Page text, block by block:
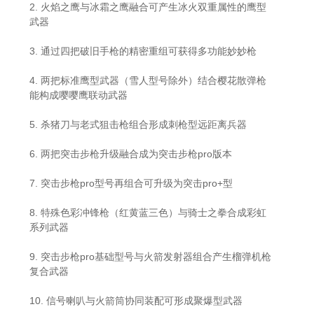
2. 火焰之鹰与冰霜之鹰融合可产生冰火双重属性的鹰型
武器
3. 通过四把破旧手枪的精密重组可获得多功能妙妙枪
4. 两把标准鹰型武器（雪人型号除外）结合樱花散弹枪
能构成嘤嘤鹰联动武器
5. 杀猪刀与老式狙击枪组合形成刺枪型远距离兵器
6. 两把突击步枪升级融合成为突击步枪pro版本
7. 突击步枪pro型号再组合可升级为突击pro+型
8. 特殊色彩冲锋枪（红黄蓝三色）与骑士之拳合成彩虹
系列武器
9. 突击步枪pro基础型号与火箭发射器组合产生榴弹机枪
复合武器
10. 信号喇叭与火箭筒协同装配可形成聚爆型武器